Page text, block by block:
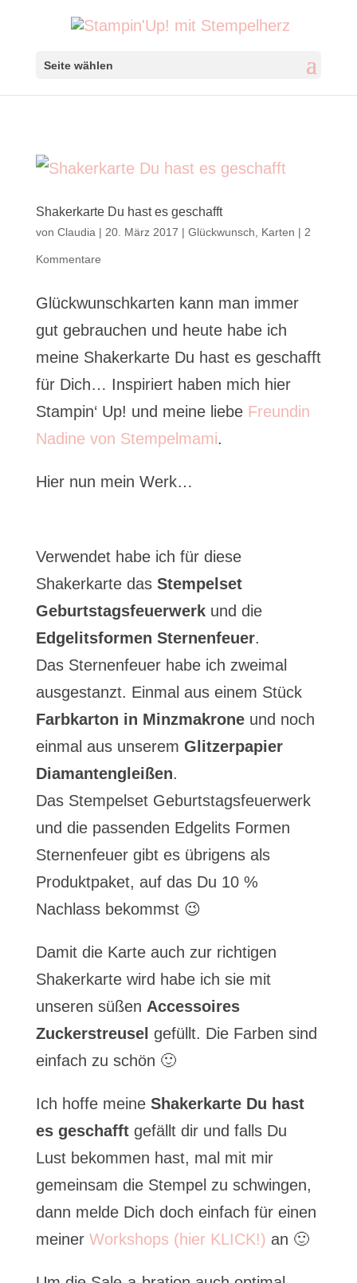
Seite wählen
Shakerkarte Du hast es geschafft
von Claudia | 20. März 2017 | Glückwunsch Karten | 2
Kommentare
Glückwunschkarten kann man immer
gut gebrauchen und heute habe ich
meine Shakerkarte Du hast es geschafft
für Dich… Inspiriert haben mich hier
Stampin‘ Up! und meine liebe Freundin
Nadine von Stempelmami.
Hier nun mein Werk…
Verwendet habe ich für diese
Shakerkarte das Stempelset
Geburtstagsfeuerwerkund die
Edgelitsformen Sternenfeuer.
Das Sternenfeuer habe ich zweimal
ausgestanzt. Einmal aus einem Stück
Farbkarton in Minzmakroneund noch
einmal aus unserem Glitzerpapier
Diamantengleißen.
Das Stempelset Geburtstagsfeuerwerk
und die passenden Edgelits Formen
Sternenfeuer gibt es übrigens als
Produktpaket, auf das Du 10 %
Nachlass bekommst 😉
Damit die Karte auch zur richtigen
Shakerkarte wird habe ich sie mit
unseren süßen Accessoires
Zuckerstreusel gefüllt. Die Farben sind
einfach zu schön 🙂
Ich hoffe meine Shakerkarte Du hast
es geschafftgefällt dir und falls Du
Lust bekommen hast, mal mit mir
gemeinsam die Stempel zu schwingen,
dann melde Dich doch einfach für einen
meiner Workshops (hier KLICK!) an 🙂